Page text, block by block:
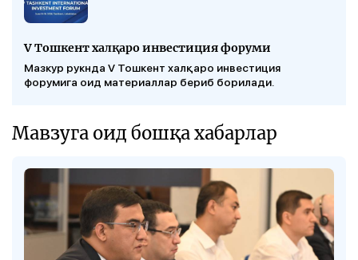
V Тошкент халқаро инвестиция форуми
Мазкур рукнда V Тошкент халқаро инвестиция
форумига оид материаллар бериб борилади.
Мавзуга оид бошқа хабарлар